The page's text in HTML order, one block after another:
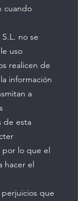
cuando
no se
uso
realicen de
información
a
de esta
por lo que el
hacer el
que